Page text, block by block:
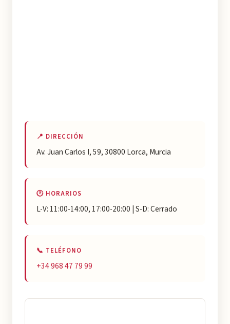
📍 DIRECCIÓN
Av. Juan Carlos I, 59, 30800 Lorca, Murcia
🕐 HORARIOS
L-V: 11:00-14:00, 17:00-20:00 | S-D: Cerrado
📞 TELÉFONO
+34 968 47 79 99